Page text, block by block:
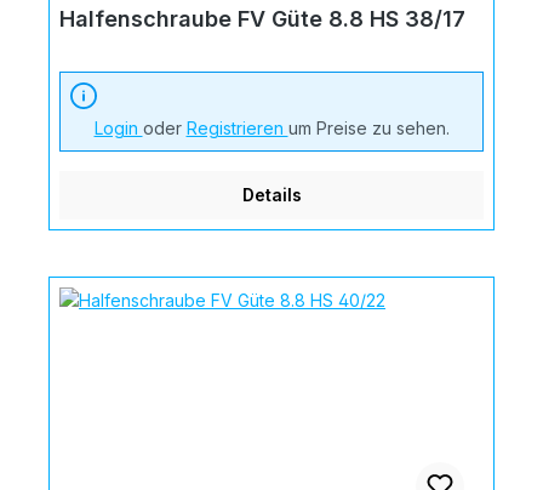
Halfenschraube FV Güte 8.8 HS 38/17
Login oder Registrieren um Preise zu sehen.
Details